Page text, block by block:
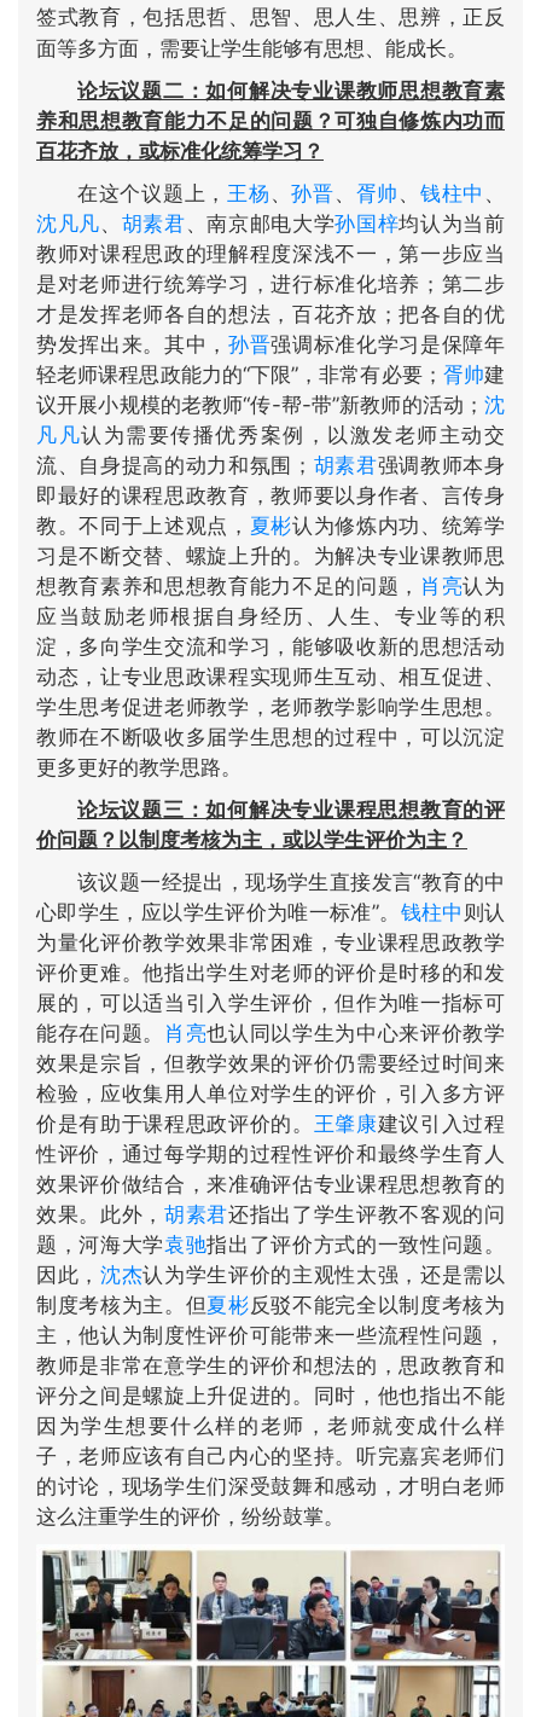
签式教育，包括思哲、思智、思人生、思辨，正反
面等多方面，需要让学生能够有思想、能成长。
论坛议题二：如何解决专业课教师思想教育素
养和思想教育能力不足的问题？可独自修炼内功而
百花齐放，或标准化统筹学习？
在这个议题上，王杨 、孙晋、 胥帅 、 钱柱中 、
沈凡凡、 胡素君、南京邮电大学孙国梓均认为当前
教师对课程思政的理解程度深浅不一，第一步应当
是对老师进行统筹学习，进行标准化培养；第二步
才是发挥老师各自的想法，百花齐放；把各自的优
势发挥出来。其中， 孙晋强调标准化学习是保障年
轻老师课程思政能力的“下限”，非常有必要； 胥帅建
议开展小规模的老教师“传-帮-带”新教师的活动； 沈
凡凡认为需要传播优秀案例，以激发老师主动交
流、自身提高的动力和氛围； 胡素君强调教师本身
即最好的课程思政教育，教师要以身作者、言传身
教。不同于上述观点， 夏彬认为修炼内功、统筹学
习是不断交替、螺旋上升的。为解决专业课教师思
想教育素养和思想教育能力不足的问题， 肖亮认为
应当鼓励老师根据自身经历、人生、专业等的积
淀，多向学生交流和学习，能够吸收新的思想活动
动态，让专业思政课程实现师生互动、相互促进、
学生思考促进老师教学，老师教学影响学生思想。
教师在不断吸收多届学生思想的过程中，可以沉淀
更多更好的教学思路。
论坛议题三：如何解决专业课程思想教育的评
价问题？以制度考核为主，或以学生评价为主？
该议题一经提出，现场学生直接发言“教育的中
心即学生，应以学生评价为唯一标准”。 钱柱中 则认
为量化评价教学效果非常困难，专业课程思政教学
评价更难。他指出学生对老师的评价是时移的和发
展的，可以适当引入学生评价，但作为唯一指标可
能存在问题。 肖亮也认同以学生为中心来评价教学
效果是宗旨，但教学效果的评价仍需要经过时间来
检验，应收集用人单位对学生的评价，引入多方评
价是有助于课程思政评价的。 王肇康建议引入过程
性评价，通过每学期的过程性评价和最终学生育人
效果评价做结合，来准确评估专业课程思想教育的
效果。此外， 胡素君还指出了学生评教不客观的问
题，河海大学袁驰指出了评价方式的一致性问题。
因此， 沈杰认为学生评价的主观性太强，还是需以
制度考核为主。但夏彬反驳不能完全以制度考核为
主，他认为制度性评价可能带来一些流程性问题，
教师是非常在意学生的评价和想法的，思政教育和
评分之间是螺旋上升促进的。同时，他也指出不能
因为学生想要什么样的老师，老师就变成什么样
子，老师应该有自己内心的坚持。听完嘉宾老师们
的讨论，现场学生们深受鼓舞和感动，才明白老师
这么注重学生的评价，纷纷鼓掌。